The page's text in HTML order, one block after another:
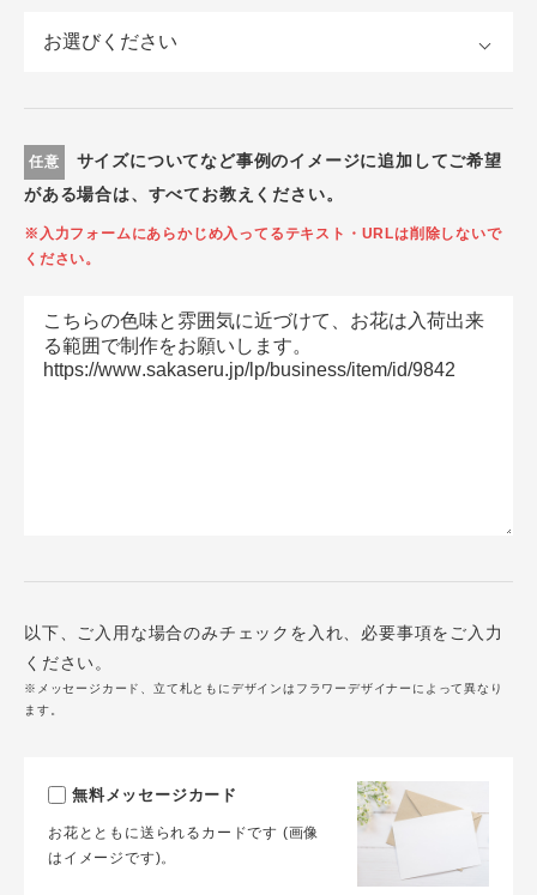
任意
サイズについてなど事例のイメージに追加してご希望
がある場合は、すべてお教えください。
※入力フォームにあらかじめ入ってるテキスト・URLは削除しないで
ください。
以下、ご入用な場合のみチェックを入れ、必要事項をご入力
ください。
※メッセージカード、立て札ともにデザインはフラワーデザイナーによって異なり
ます。
無料メッセージカード
お花とともに送られるカードです (画像
はイメージです)。